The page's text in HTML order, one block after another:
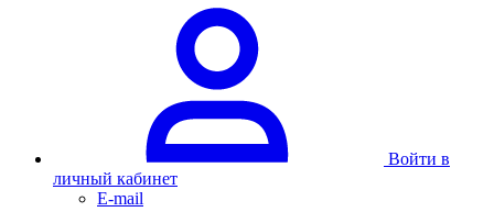
Войти в
личный кабинет
E-mail